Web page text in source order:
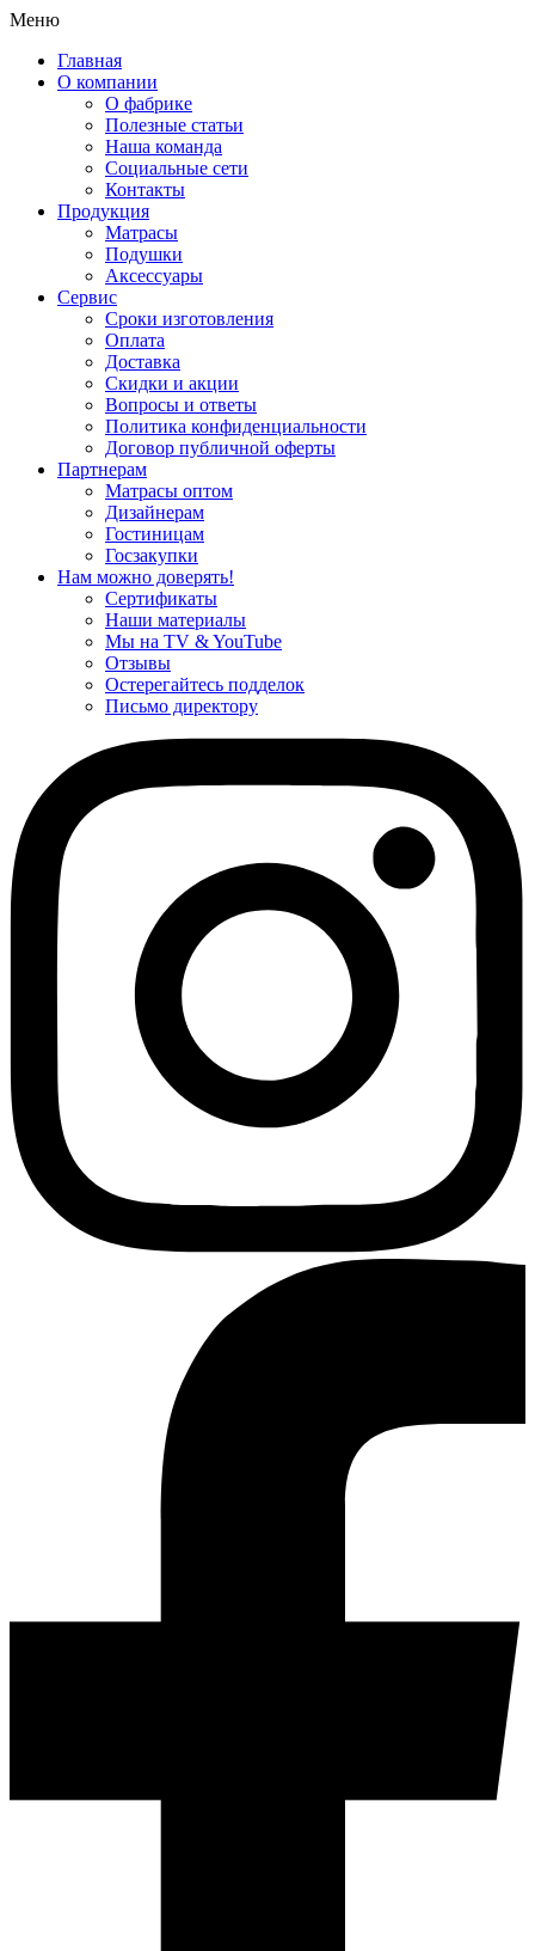
Меню
Главная
О компании
О фабрике
Полезные статьи
Наша команда
Социальные сети
Контакты
Продукция
Матрасы
Подушки
Аксессуары
Сервис
Сроки изготовления
Оплата
Доставка
Скидки и акции
Вопросы и ответы
Политика конфиденциальности
Договор публичной оферты
Партнерам
Матрасы оптом
Дизайнерам
Гостиницам
Госзакупки
Нам можно доверять!
Сертификаты
Наши материалы
Мы на TV & YouTube
Отзывы
Остерегайтесь подделок
Письмо директору